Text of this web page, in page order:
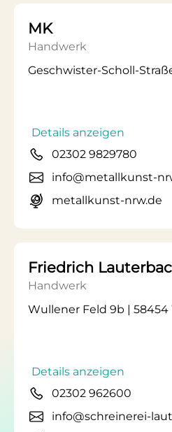
MK
Handwerk
Geschwister-Scholl-
Details anzeigen
02302 9829780
info@metallkunst-
metallkunst-nrw.de
Friedrich
Handwerk
Wullener Feld 9b |
Details anzeigen
02302 962600
info@schreinerei-